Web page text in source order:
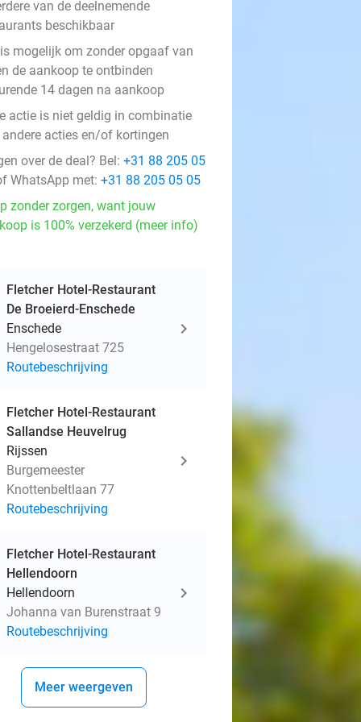
van de deelnemende
beschikbaar
mogelijk om zonder opgaaf van
de aankoop te ontbinden
14 dagen na aankoop
actie is niet geldig in combinatie
andere acties en/of kortingen
over de deal? Bel: +31 88 205 05
WhatsApp met: +31 88 205 05 05
zonder zorgen, want jouw
is 100% verzekerd (meer info)
Fletcher Hotel-Restaurant
De Broeierd-Enschede
Enschede
Hengelosestraat 725
Routebeschrijving
Fletcher Hotel-Restaurant
Sallandse Heuvelrug
Rijssen
Burgemeester
Knottenbeltlaan 77
Routebeschrijving
Fletcher Hotel-Restaurant
Hellendoorn
Hellendoorn
Johanna van Burenstraat 9
Routebeschrijving
Meer weergeven